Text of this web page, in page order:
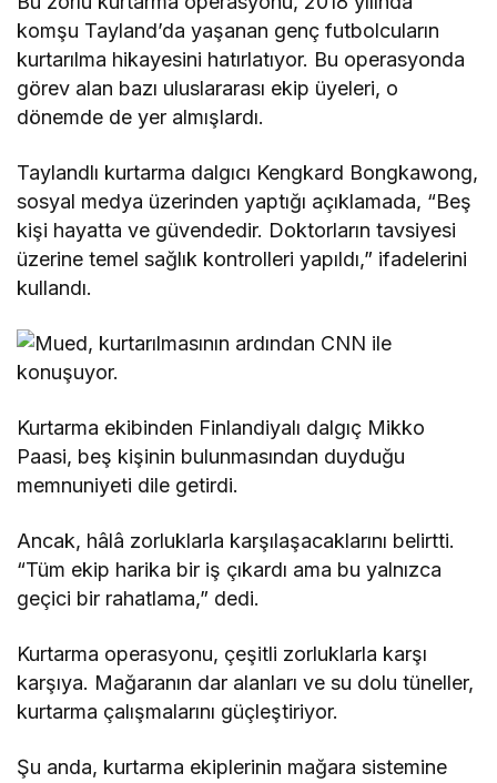
komşu Tayland’da yaşanan genç futbolcuların
kurtarılma hikayesini hatırlatıyor. Bu operasyonda
görev alan bazı uluslararası ekip üyeleri, o
dönemde de yer almışlardı.
Taylandlı kurtarma dalgıcı Kengkard Bongkawong,
sosyal medya üzerinden yaptığı açıklamada, “Beş
kişi hayatta ve güvendedir. Doktorların tavsiyesi
üzerine temel sağlık kontrolleri yapıldı,” ifadelerini
kullandı.
Kurtarma ekibinden Finlandiyalı dalgıç Mikko
Paasi, beş kişinin bulunmasından duyduğu
memnuniyeti dile getirdi.
Ancak, hâlâ zorluklarla karşılaşacaklarını belirtti.
“Tüm ekip harika bir iş çıkardı ama bu yalnızca
geçici bir rahatlama,” dedi.
Kurtarma operasyonu, çeşitli zorluklarla karşı
karşıya. Mağaranın dar alanları ve su dolu tüneller,
kurtarma çalışmalarını güçleştiriyor.
Şu anda, kurtarma ekiplerinin mağara sistemine